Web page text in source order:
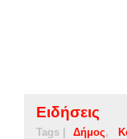
Ειδήσεις
Tags | Δήμος